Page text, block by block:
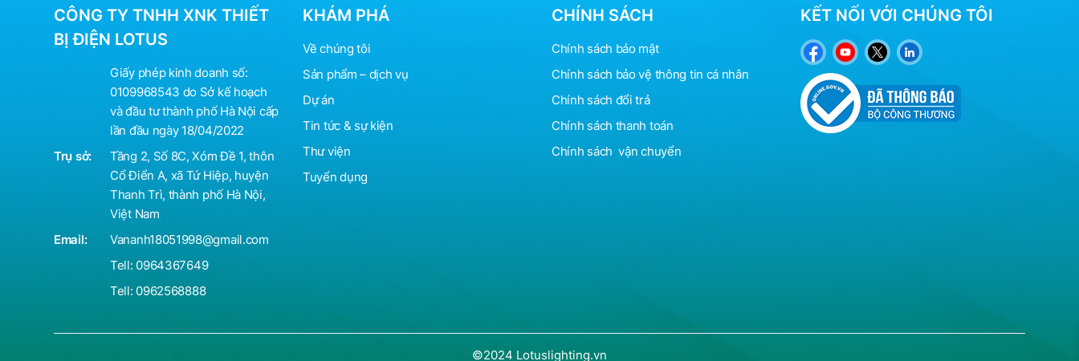
CÔNG TY TNHH XNK THIẾT
BỊ ĐIỆN LOTUS
Giấy phép kinh doanh số:
0109968543 do Sở kế hoạch
và đầu tư thành phố Hà Nội cấp
lần đầu ngày 18/04/2022
Trụ sở:
Tầng 2, Số 8C, Xóm Đề 1, thôn
Cổ Điển A, xã Tứ Hiệp, huyện
Thanh Trì, thành phố Hà Nội,
Việt Nam
Email:
Vananh18051998@gmail.com
Tell: 0964367649
Tell: 0962568888
KHÁM PHÁ
Về chúng tôi
Sản phẩm – dịch vụ
Dự án
Tin tức & sự kiện
Thư viện
Tuyển dụng
CHÍNH SÁCH
Chính sách bảo mật
Chính sách bảo vệ thông tin cá nhân
Chính sách đổi trả
Chính sách thanh toán
Chính sách vận chuyển
KẾT NỐI VỚI CHÚNG TÔI
©2024 Lotuslighting.vn